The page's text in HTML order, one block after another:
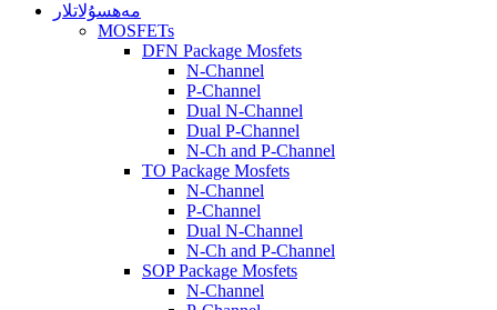
مەھسۇلاتلار
MOSFETs
DFN Package Mosfets
N-Channel
P-Channel
Dual N-Channel
Dual P-Channel
N-Ch and P-Channel
TO Package Mosfets
N-Channel
P-Channel
Dual N-Channel
N-Ch and P-Channel
SOP Package Mosfets
N-Channel